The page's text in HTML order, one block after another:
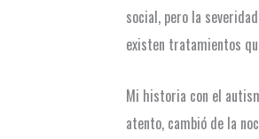
social, pero la
existen tratamientos
Mi historia con el
atento, cambió de la